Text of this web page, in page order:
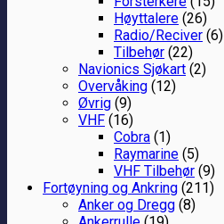
Høyttalere (26)
Radio/Reciver (6)
Tilbehør (22)
Navionics Sjøkart (2)
Overvåking (12)
Øvrig (9)
VHF (16)
Cobra (1)
Raymarine (5)
VHF Tilbehør (9)
Fortøyning og Ankring (211)
Anker og Dregg (8)